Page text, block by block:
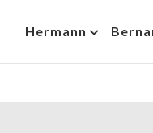
Hermann